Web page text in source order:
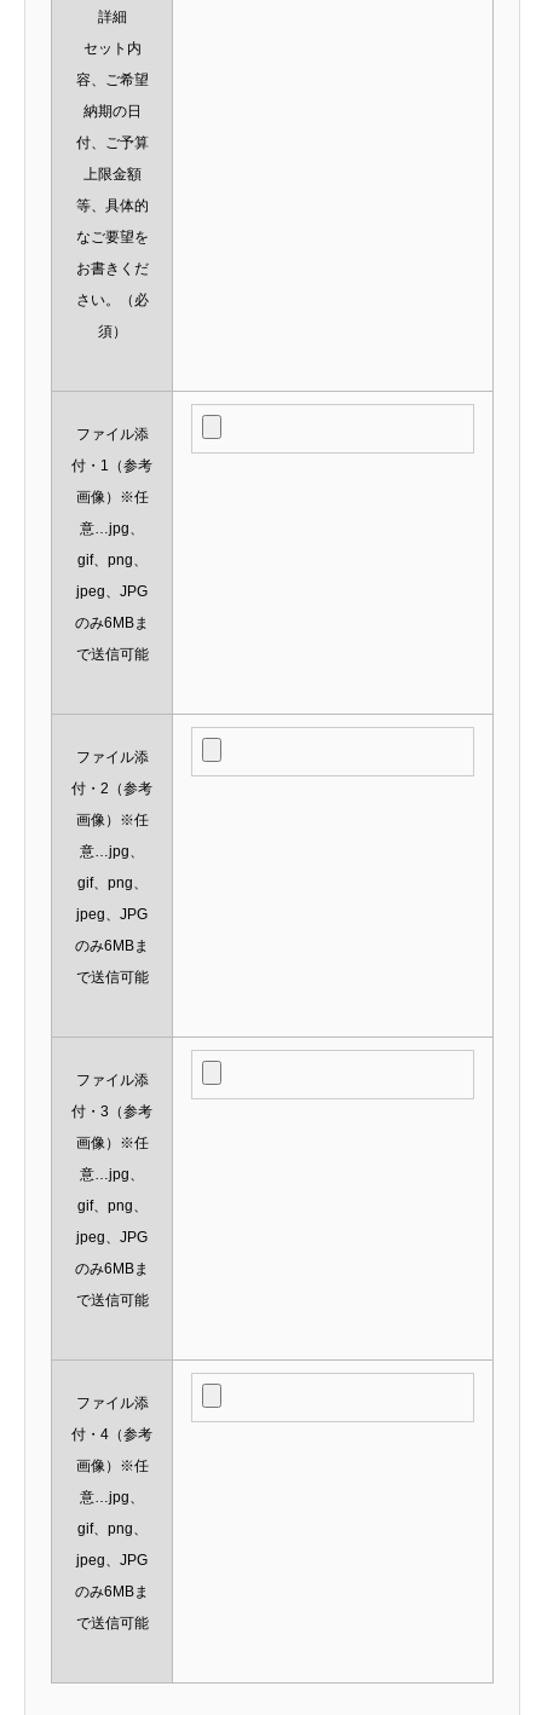
詳細
セット内
容、ご希望
納期の日
付、ご予算
上限金額
等、具体的
なご要望を
お書きくだ
さい。
（必
須）
ファイル添
付・1（参考
画像）※任
意…jpg、
gif、png、
jpeg、JPG
のみ6MBま
で送信可能
ファイル添
付・2（参考
画像）※任
意…jpg、
gif、png、
jpeg、JPG
のみ6MBま
で送信可能
ファイル添
付・3（参考
画像）※任
意…jpg、
gif、png、
jpeg、JPG
のみ6MBま
で送信可能
ファイル添
付・4（参考
画像）※任
意…jpg、
gif、png、
jpeg、JPG
のみ6MBま
で送信可能